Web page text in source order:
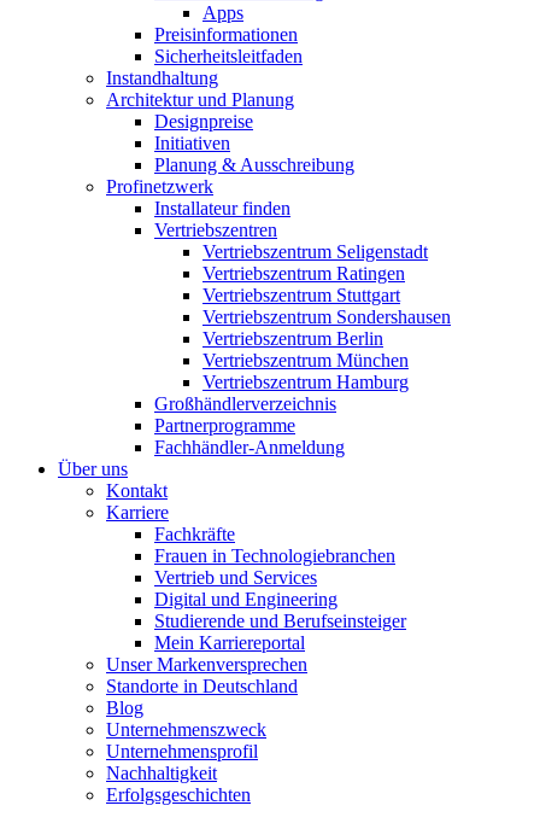
Apps
Preisinformationen
Sicherheitsleitfaden
Instandhaltung
Architektur und Planung
Designpreise
Initiativen
Planung & Ausschreibung
Profinetzwerk
Installateur finden
Vertriebszentren
Vertriebszentrum Seligenstadt
Vertriebszentrum Ratingen
Vertriebszentrum Stuttgart
Vertriebszentrum Sondershausen
Vertriebszentrum Berlin
Vertriebszentrum München
Vertriebszentrum Hamburg
Großhändlerverzeichnis
Partnerprogramme
Fachhändler-Anmeldung
Über uns
Kontakt
Karriere
Fachkräfte
Frauen in Technologiebranchen
Vertrieb und Services
Digital und Engineering
Studierende und Berufseinsteiger
Mein Karriereportal
Unser Markenversprechen
Standorte in Deutschland
Blog
Unternehmenszweck
Unternehmensprofil
Nachhaltigkeit
Erfolgsgeschichten